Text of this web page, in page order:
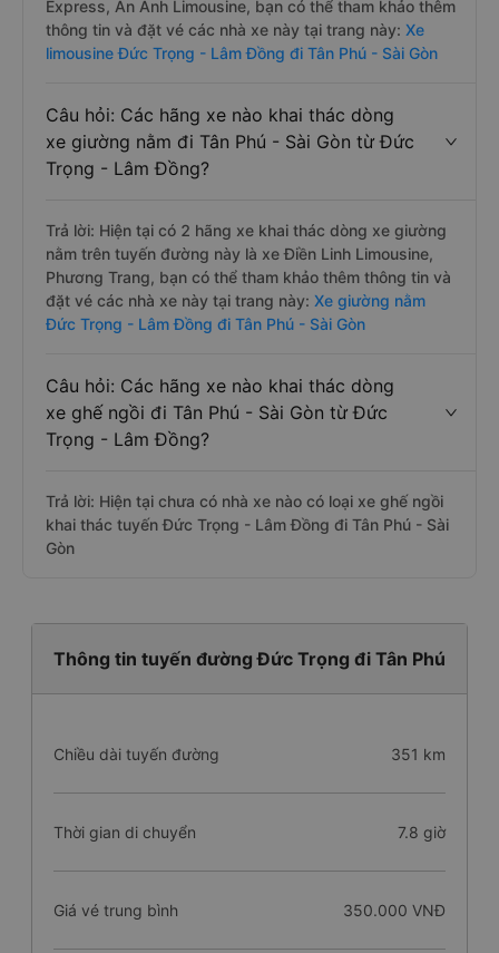
Express, An Anh Limousine, bạn có thể tham khảo thêm
thông tin và đặt vé các nhà xe này tại trang này: Xe
limousine Đức Trọng - Lâm Đồng đi Tân Phú - Sài Gòn
Câu hỏi: Các hãng xe nào khai thác dòng
xe giường nằm đi Tân Phú - Sài Gòn từ Đức
Trọng - Lâm Đồng?
Trả lời: Hiện tại có 2 hãng xe khai thác dòng xe giường
nằm trên tuyến đường này là xe Điền Linh Limousine,
Phương Trang, bạn có thể tham khảo thêm thông tin và
đặt vé các nhà xe này tại trang này: Xe giường nằm
Đức Trọng - Lâm Đồng đi Tân Phú - Sài Gòn
Câu hỏi: Các hãng xe nào khai thác dòng
xe ghế ngồi đi Tân Phú - Sài Gòn từ Đức
Trọng - Lâm Đồng?
Trả lời: Hiện tại chưa có nhà xe nào có loại xe ghế ngồi
khai thác tuyến Đức Trọng - Lâm Đồng đi Tân Phú - Sài
Gòn
Thông tin tuyến đường Đức Trọng đi Tân Phú
Chiều dài tuyến đường 351 km
Thời gian di chuyển 7.8 giờ
Giá vé trung bình 350.000 VNĐ